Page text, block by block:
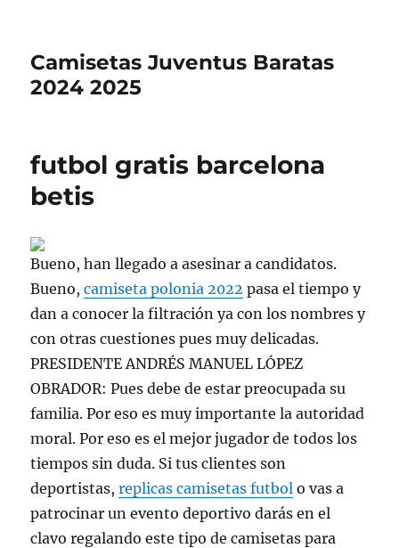
Camisetas Juventus Baratas
2024 2025
futbol gratis barcelona
betis
Bueno, han llegado a asesinar a candidatos.
Bueno,camiseta polonia 2022 pasa el tiempo y
dan a conocer la filtración ya con los nombres y
con otras cuestiones pues muy delicadas.
PRESIDENTE ANDRÉS MANUEL LÓPEZ
OBRADOR: Pues debe de estar preocupada su
familia. Por eso es muy importante la autoridad
moral. Por eso es el mejor jugador de todos los
tiempos sin duda. Si tus clientes son
deportistas,replicas camisetas futbol o vas a
patrocinar un evento deportivo darás en el
clavo regalando este tipo de camisetas para